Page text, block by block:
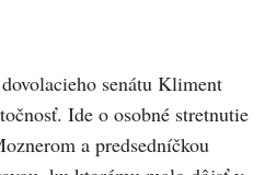
senátu Kliment
Ide o osobné stretnutie
a predsedníčkou